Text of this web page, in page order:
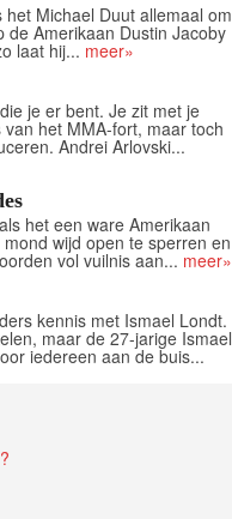
Michael Duut allemaal om
de Amerikaan Dustin Jacoby
laat hij... meer»
je er bent. Je zit met je
het MMA-fort, maar toch
Andrei Arlovski...
het een ware Amerikaan
wijd open te sperren en
vol vuilnis aan... meer»
kennis met Ismael Londt.
maar de 27-jarige Ismael
iedereen aan de buis...